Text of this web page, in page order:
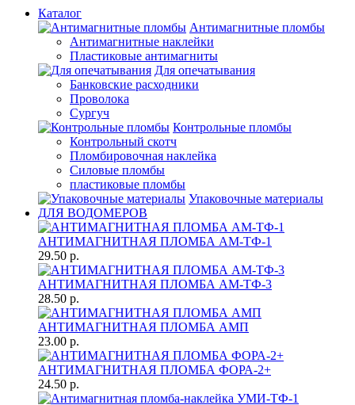
Каталог
Антимагнитные пломбы
Антимагнитные наклейки
Пластиковые антимагниты
Для опечатывания
Банковские расходники
Проволока
Сургуч
Контрольные пломбы
Контрольный скотч
Пломбировочная наклейка
Силовые пломбы
пластиковые пломбы
Упаковочные материалы
ДЛЯ ВОДОМЕРОВ
АНТИМАГНИТНАЯ ПЛОМБА АМ-ТФ-1
29.50 р.
АНТИМАГНИТНАЯ ПЛОМБА АМ-ТФ-3
28.50 р.
АНТИМАГНИТНАЯ ПЛОМБА АМП
23.00 р.
АНТИМАГНИТНАЯ ПЛОМБА ФОРА-2+
24.50 р.